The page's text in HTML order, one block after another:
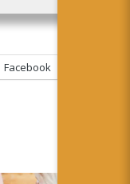
Facebook